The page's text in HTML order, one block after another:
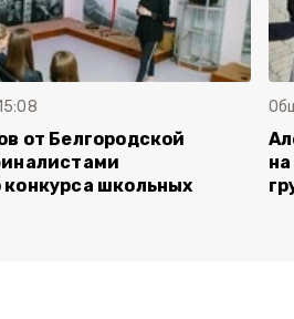
от Белгородской
школьных